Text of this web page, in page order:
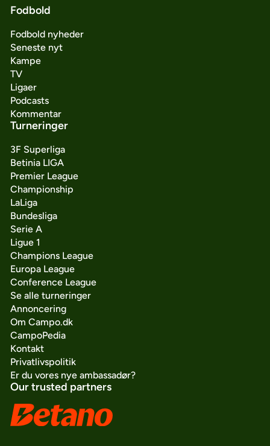
Fodbold
Fodbold nyheder
Seneste nyt
Kampe
TV
Ligaer
Podcasts
Kommentar
Turneringer
3F Superliga
Betinia LIGA
Premier League
Championship
LaLiga
Bundesliga
Serie A
Ligue 1
Champions League
Europa League
Conference League
Se alle turneringer
Annoncering
Om Campo.dk
CampoPedia
Kontakt
Privatlivspolitik
Er du vores nye ambassadør?
Our trusted partners